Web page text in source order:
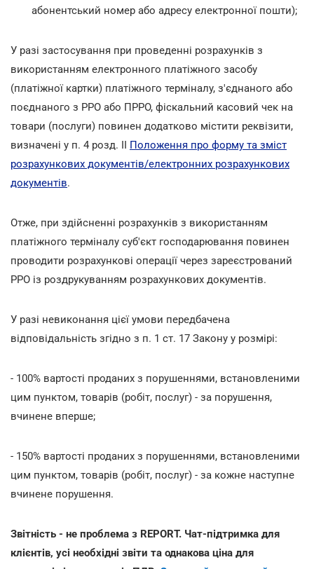
абонентський номер або адресу електронної пошти);
У разі застосування при проведенні розрахунків з
використанням електронного платіжного засобу
(платіжної картки) платіжного терміналу, з'єднаного або
поєднаного з РРО або ПРРО, фіскальний касовий чек на
товари (послуги) повинен додатково містити реквізити,
визначені у п. 4 розд. II Положення про форму та зміст
розрахункових документів/електронних розрахункових
документів.
Отже, при здійсненні розрахунків з використанням
платіжного терміналу суб'єкт господарювання повинен
проводити розрахункові операції через зареєстрований
РРО із роздрукуванням розрахункових документів.
У разі невиконання цієї умови передбачена
відповідальність згідно з п. 1 ст. 17 Закону у розмірі:
- 100% вартості проданих з порушеннями, встановленими
цим пунктом, товарів (робіт, послуг) - за порушення,
вчинене вперше;
- 150% вартості проданих з порушеннями, встановленими
цим пунктом, товарів (робіт, послуг) - за кожне наступне
вчинене порушення.
Звітність - не проблема з REPORT. Чат-підтримка для
клієнтів, усі необхідні звіти та однакова ціна для